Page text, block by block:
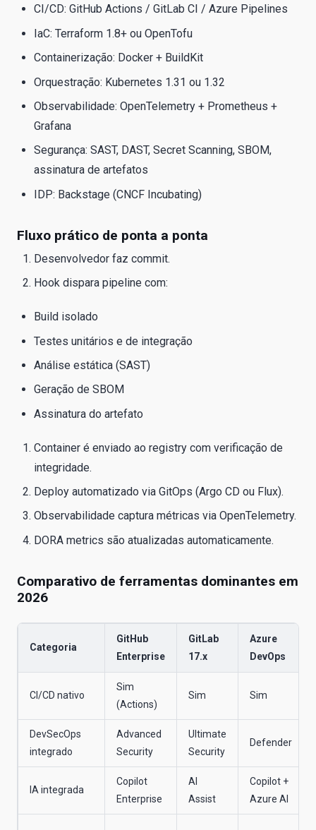
CI/CD: GitHub Actions / GitLab CI / Azure Pipelines
IaC: Terraform 1.8+ ou OpenTofu
Containerização: Docker + BuildKit
Orquestração: Kubernetes 1.31 ou 1.32
Observabilidade: OpenTelemetry + Prometheus +
Grafana
Segurança: SAST, DAST, Secret Scanning, SBOM,
assinatura de artefatos
IDP: Backstage (CNCF Incubating)
Fluxo prático de ponta a ponta
Desenvolvedor faz commit.
Hook dispara pipeline com:
Build isolado
Testes unitários e de integração
Análise estática (SAST)
Geração de SBOM
Assinatura do artefato
Container é enviado ao registry com verificação de
integridade.
Deploy automatizado via GitOps (Argo CD ou Flux).
Observabilidade captura métricas via OpenTelemetry.
DORA metrics são atualizadas automaticamente.
Comparativo de ferramentas dominantes em
2026
Categoria
GitHub
Enterprise
GitLab
17.x
Azure
DevOps
CI/CD nativo
Sim
(Actions)
Sim Sim
DevSecOps
integrado
Advanced
Security
Ultimate
Security
Defender
IA integrada
Copilot
Enterprise
AI
Assist
Copilot +
Azure AI